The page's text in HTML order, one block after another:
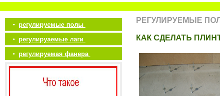
• регулируемые полы
• регулируаемые лаги
• регулируемая фанера
РЕГУЛИРУЕМЫЕ
КАК СДЕЛАТЬ